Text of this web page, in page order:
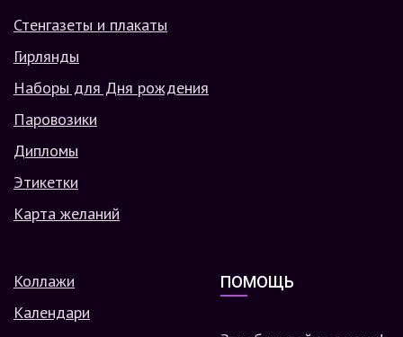
Стенгазеты и плакаты
Гирлянды
Наборы для Дня рождения
Паровозики
Дипломы
Этикетки
Карта желаний
Коллажи
Календари
ПОМОЩЬ